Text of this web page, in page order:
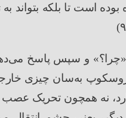
بوده است تا بلکه بتواند
)
«چرا؟» و سپس پاسخ می
بهسان چیزی
نه همچون تحریک